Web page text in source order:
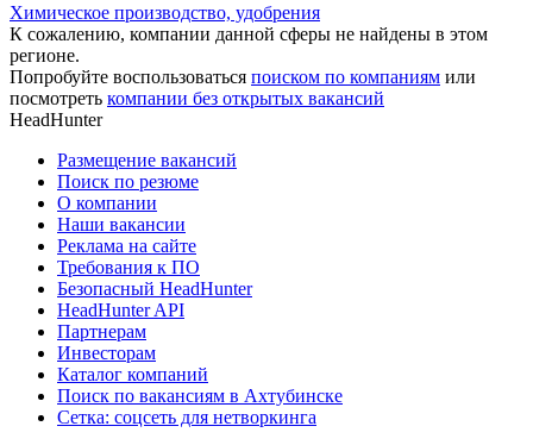
Химическое производство, удобрения
К сожалению, компании данной сферы не найдены в этом
регионе.
Попробуйте воспользоваться поиском по компаниям или
посмотреть компании без открытых вакансий
HeadHunter
Размещение вакансий
Поиск по резюме
О компании
Наши вакансии
Реклама на сайте
Требования к ПО
Безопасный HeadHunter
HeadHunter API
Партнерам
Инвесторам
Каталог компаний
Поиск по вакансиям в Ахтубинске
Сетка: соцсеть для нетворкинга